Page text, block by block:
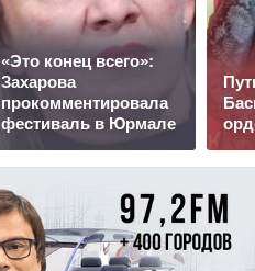
«Это конец всего»:
Захарова
прокомментировала
фестиваль в Юрмале